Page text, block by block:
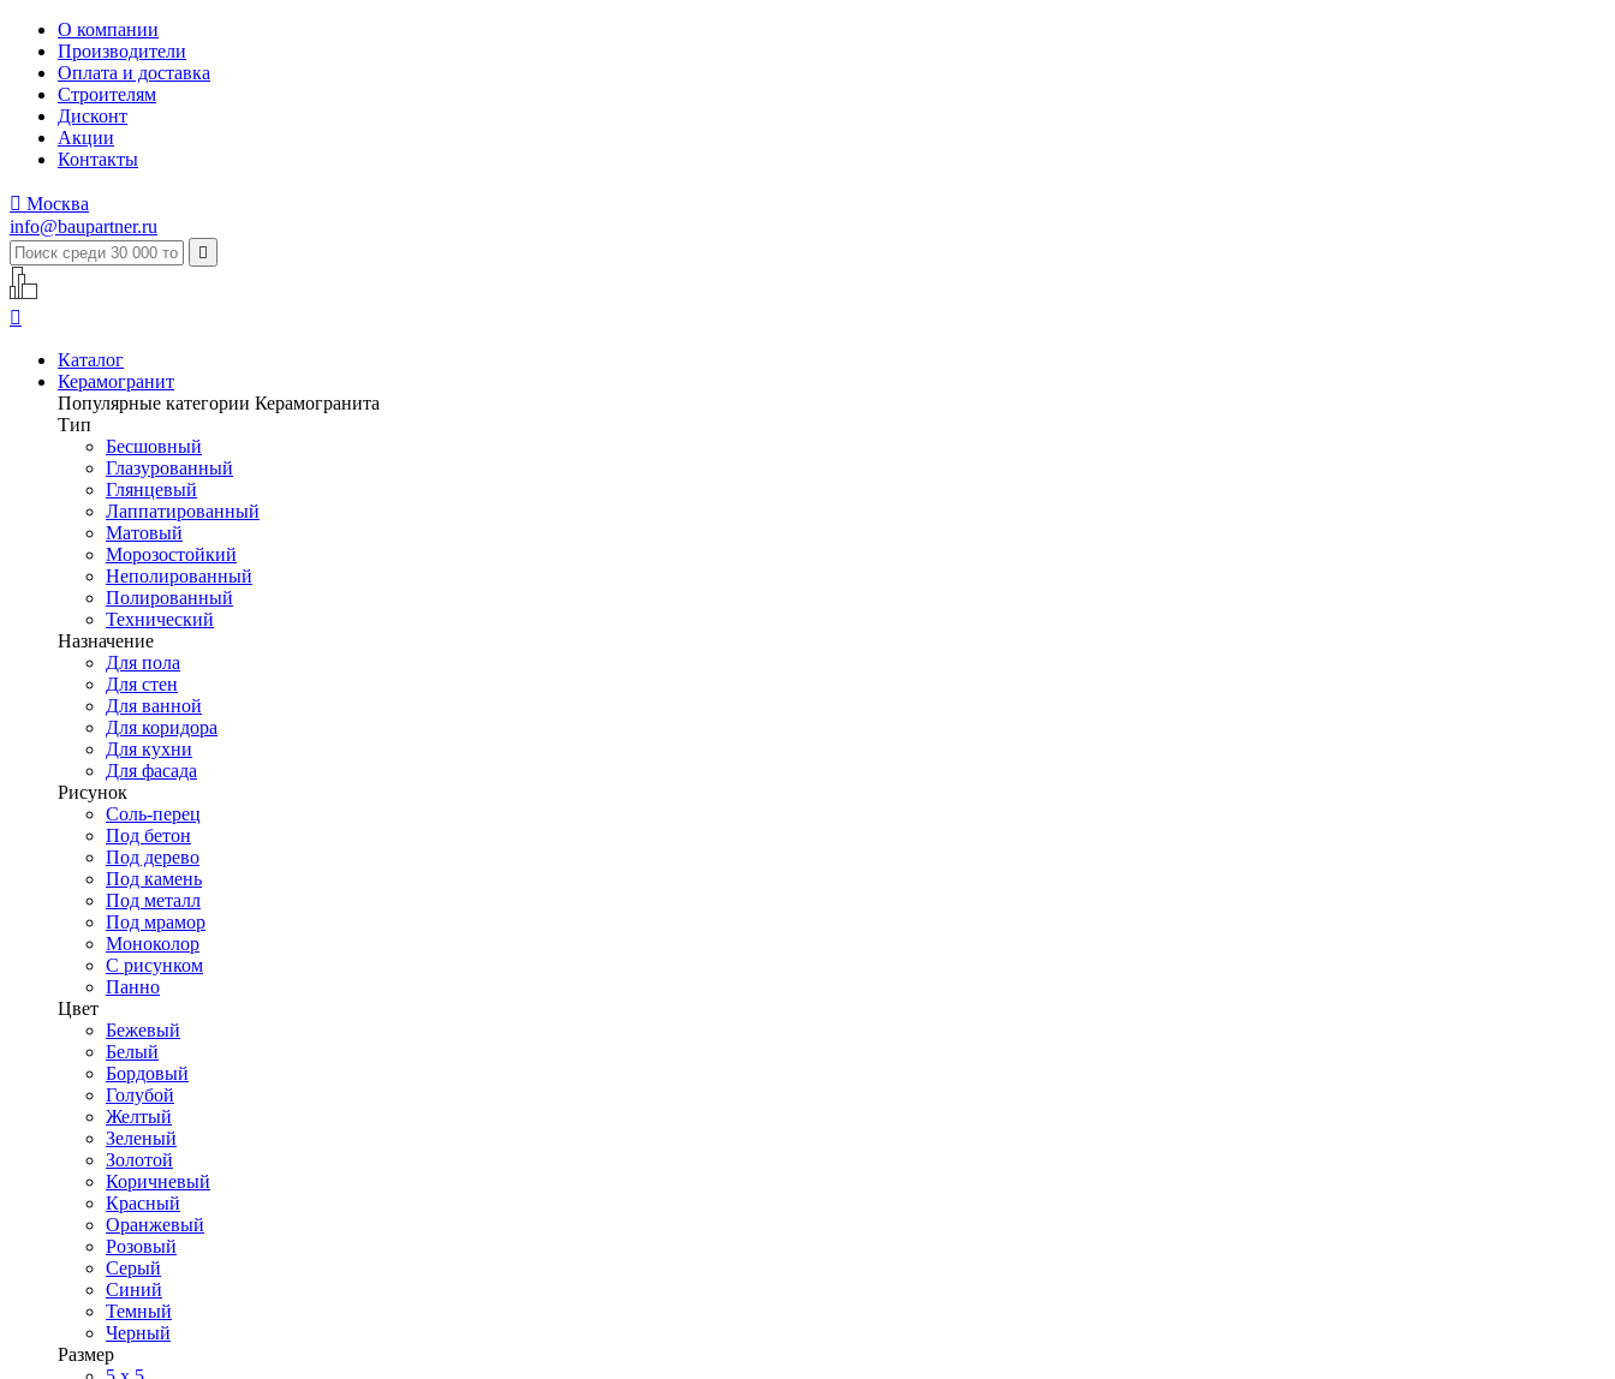
О компании
Производители
Оплата и доставка
Строителям
Дисконт
Акции
Контакты
 Москва
info@baupartner.ru


Каталог
Керамогранит
Популярные категории Керамогранита
Тип
Бесшовный
Глазурованный
Глянцевый
Лаппатированный
Матовый
Морозостойкий
Неполированный
Полированный
Технический
Назначение
Для пола
Для стен
Для ванной
Для коридора
Для кухни
Для фасада
Рисунок
Соль-перец
Под бетон
Под дерево
Под камень
Под металл
Под мрамор
Моноколор
С рисунком
Панно
Цвет
Бежевый
Белый
Бордовый
Голубой
Желтый
Зеленый
Золотой
Коричневый
Красный
Оранжевый
Розовый
Серый
Синий
Темный
Черный
Размер